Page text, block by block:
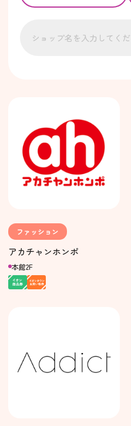
ファッション
アカチャンホンポ
本館2F